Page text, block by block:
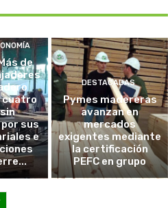
de
cuatro
sus
e
DESTACADAS
Pymes madereras
avanzan en
mercados
exigentes mediante
la certificación
PEFC en grupo